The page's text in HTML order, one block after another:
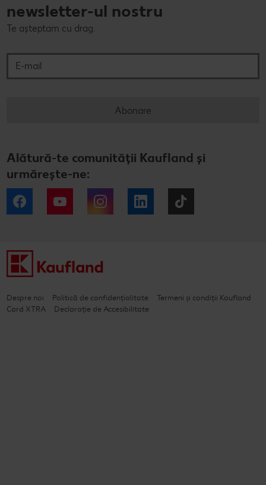
newsletter-ul nostru
Te așteptam cu drag.
Abonare
Alătură-te comunității Kaufland și
urmărește-ne:
Facebook YouTube Instagram LinkedIn
Despre noi Politică de confidențialitate
Termeni și condiții Kaufland
Card XTRA
Declarație de Accesibilitate